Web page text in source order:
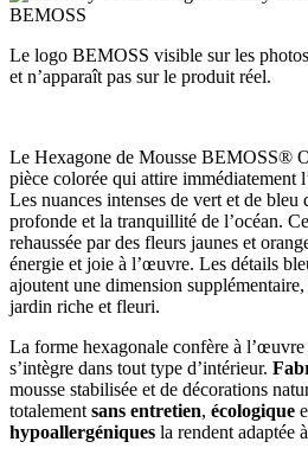
Le logo BEMOSS visible sur les
et n’apparaît pas sur le produit réel.
Le Hexagone de Mousse BEMOSS®
pièce colorée qui attire immédiatement
Les nuances intenses de vert et de
profonde et la tranquillité de l’océan.
rehaussée par des fleurs jaunes et
énergie et joie à l’œuvre. Les détails
ajoutent une dimension supplémentaire,
jardin riche et fleuri.
La forme hexagonale confère à
s’intègre dans tout type d’intérieur.
mousse stabilisée et de décorations
totalement sans entretien, écologique
hypoallergéniques la rendent adaptée